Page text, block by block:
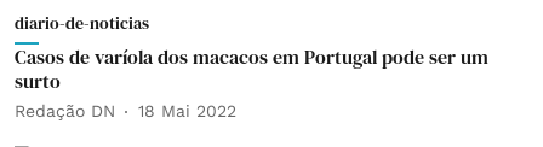
diario-de-noticias
Casos de varíola dos macacos em Portugal pode ser um
surto
Redação DN 18 Mai 2022